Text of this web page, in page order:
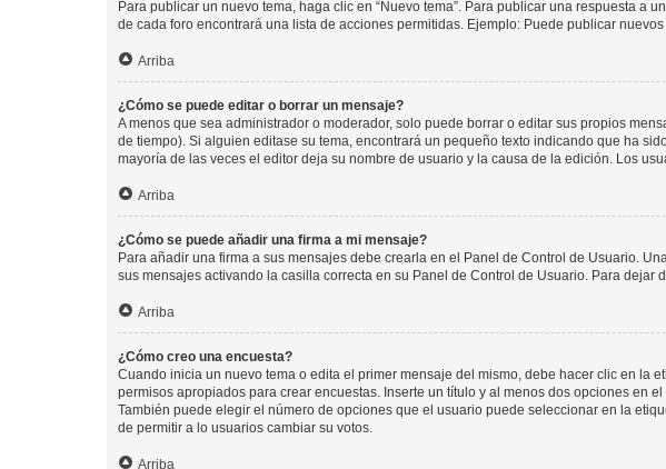
Para publicar un nuevo tema, haga clic en “Nuevo tema”. Para publicar una respuesta a
de cada foro encontrará una lista de acciones permitidas. Ejemplo: Puede publicar
Arriba
¿Cómo se puede editar o borrar un mensaje?
A menos que sea administrador o moderador, solo puede borrar o editar sus propios
de tiempo). Si alguien editase su tema, encontrará un pequeño texto indicando que ha
mayoría de las veces el editor deja su nombre de usuario y la causa de la edición. Los
Arriba
¿Cómo se puede añadir una firma a mi mensaje?
Para añadir una firma a sus mensajes debe crearla en el Panel de Control de Usuario.
sus mensajes activando la casilla correcta en su Panel de Control de Usuario. Para
Arriba
¿Cómo creo una encuesta?
Cuando inicia un nuevo tema o edita el primer mensaje del mismo, debe hacer clic en la
permisos apropiados para crear encuestas. Inserte un título y al menos dos opciones en
También puede elegir el número de opciones que el usuario puede seleccionar en la
de permitir a lo usuarios cambiar su votos.
Arriba